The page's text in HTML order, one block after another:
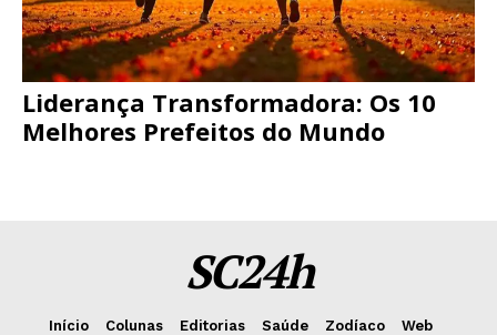
Liderança Transformadora: Os 10
Melhores Prefeitos do Mundo
SC24h
Início Colunas Editorias Saúde Zodíaco
Web